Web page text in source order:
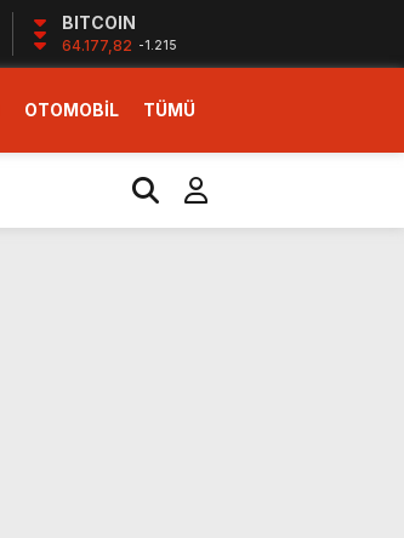
BITCOIN
64.177,82 -1.215
OTOMOBİL TÜMÜ